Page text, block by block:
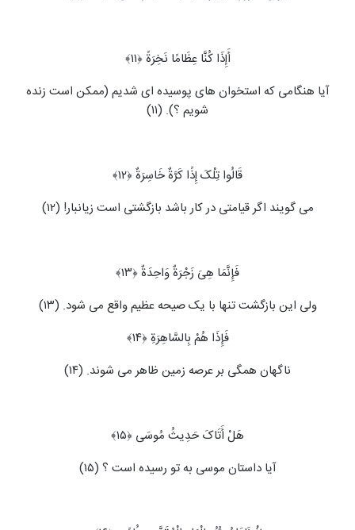
أَإِذَا کُنَّا عِظَامًا نَخِرَةً ﴿۱۱﴾
آیا هنگامی که استخوان های پوسیده ای شدیم (ممکن است زنده
شویم ؟). (۱۱)
قَالُوا تِلْکَ إِذًا کَرَّةٌ خَاسِرَةٌ ﴿۱۲﴾
می گویند اگر قیامتی در کار باشد بازگشتی است زیانبار! (۱۲)
فَإِنَّمَا هِیَ زَجْرَةٌ وَاحِدَةٌ ﴿۱۳﴾
ولی این بازگشت تنها با یک صیحه عظیم واقع می ‏شود. (۱۳)
فَإِذَا هُمْ بِالسَّاهِرَةِ ﴿۱۴﴾
ناگهان همگی بر عرصه زمین ظاهر می‏ شوند. (۱۴)
هَلْ أَتَاکَ حَدِیثُ مُوسَى ﴿۱۵﴾
آیا داستان موسی به تو رسیده است ؟ (۱۵)